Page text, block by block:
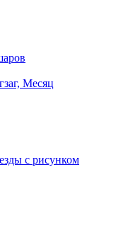
Месяц
с рисунком